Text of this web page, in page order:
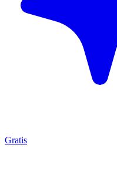
Gratis